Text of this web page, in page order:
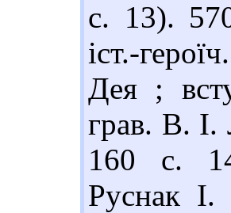
с. 13).
іст.-
Дея ;
грав. В.
160 с.
Руснак